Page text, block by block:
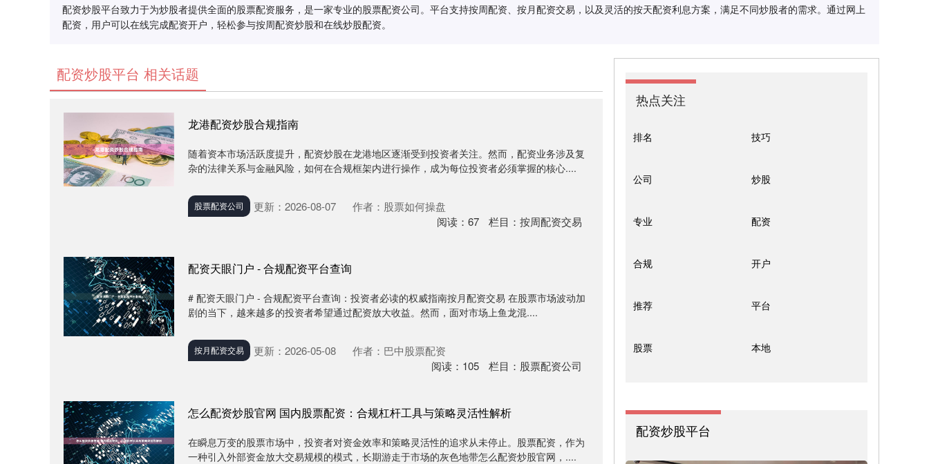
配资炒股平台致力于为炒股者提供全面的股票配资服务，是一家专业的股票配资公司。平台支持按周配资、按月配资交易，以及灵活的按天配资利息方案，满足不同炒股者的需求。通过网上
配资，用户可以在线完成配资开户，轻松参与按周配资炒股和在线炒股配资。
配资炒股平台 相关话题
龙港配资炒股合规指南
随着资本市场活跃度提升，配资炒股在龙港地区逐渐受到投资者关注。然而，配资业务涉及复
杂的法律关系与金融风险，如何在合规框架内进行操作，成为每位投资者必须掌握的核心....
股票配资公司 更新：2026-08-07
作者：股票如何操盘
阅读： 67 栏目： 按周配资交易
配资天眼门户 - 合规配资平台查询
# 配资天眼门户 - 合规配资平台查询：投资者必读的权威指南按月配资交易 在股票市场波动加
剧的当下，越来越多的投资者希望通过配资放大收益。然而，面对市场上鱼龙混....
按月配资交易 更新：2026-05-08
作者：巴中股票配资
阅读： 105 栏目： 股票配资公司
怎么配资炒股官网 国内股票配资：合规杠杆工具与策略灵活性解析
在瞬息万变的股票市场中，投资者对资金效率和策略灵活性的追求从未停止。股票配资，作为
一种引入外部资金放大交易规模的模式，长期游走于市场的灰色地带怎么配资炒股官网，....
热点关注
排名 技巧
公司 炒股
专业 配资
合规 开户
推荐 平台
股票 本地
配资炒股平台